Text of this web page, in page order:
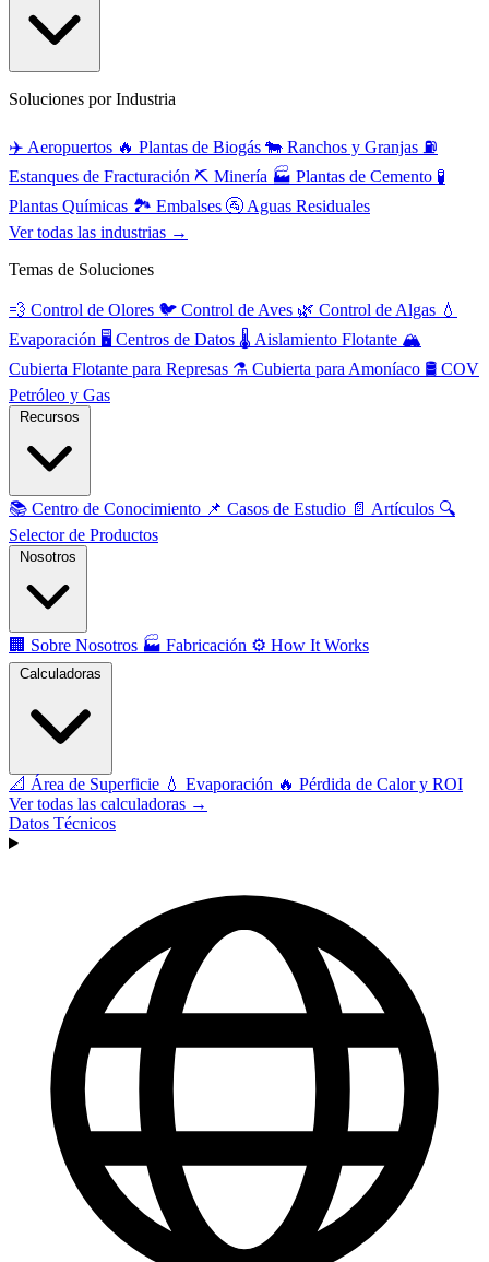
Soluciones por Industria
✈️ Aeropuertos 🔥 Plantas de Biogás 🐄 Ranchos y Granjas ⛽
Estanques de Fracturación ⛏️ Minería 🏭 Plantas de Cemento 🧪
Plantas Químicas 🏞️ Embalses 🚰 Aguas Residuales
Ver todas las industrias →
Temas de Soluciones
💨 Control de Olores 🐦 Control de Aves 🌿 Control de Algas 💧
Evaporación 🖥️ Centros de Datos 🌡️ Aislamiento Flotante 🏔️
Cubierta Flotante para Represas ⚗️ Cubierta para Amoníaco 🛢️ COV
Petróleo y Gas
📚 Centro de Conocimiento 📌 Casos de Estudio 📄 Artículos 🔍
Selector de Productos
🏢 Sobre Nosotros 🏭 Fabricación ⚙️ How It Works
📐 Área de Superficie 💧 Evaporación 🔥 Pérdida de Calor y ROI
Ver todas las calculadoras →
Datos Técnicos